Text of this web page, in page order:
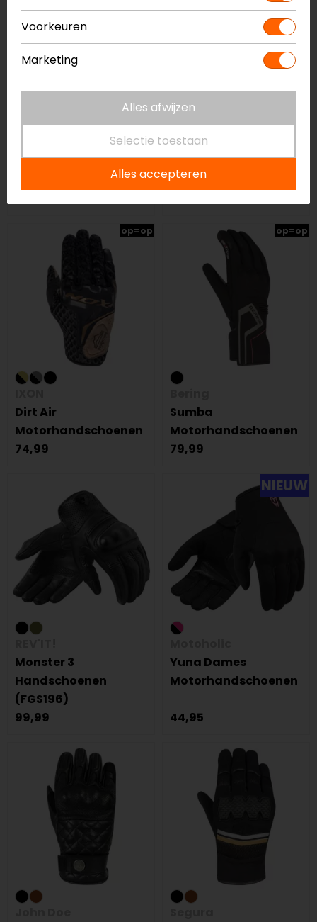
Stella Smx-1 Air V2
Motorhandschoenen
Held
Sanford
Motorhandschoenen
op=op
Dirt Air
Motorhandschoenen
74,99
op=op
Sumba
Motorhandschoenen
79,99
Monster 3
Handschoenen
(FGS196)
99,99
NIEUW
Yuna Dames
Motorhandschoenen
44,95
Voorkeuren
Marketing
Alles afwijzen
Selectie toestaan
Alles accepteren